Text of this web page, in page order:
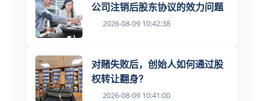
公司注销后股东协议的效力问题
2026-08-09 10:42:38
对赌失败后，创始人如何通过股
权转让翻身？
2026-08-09 10:41:00